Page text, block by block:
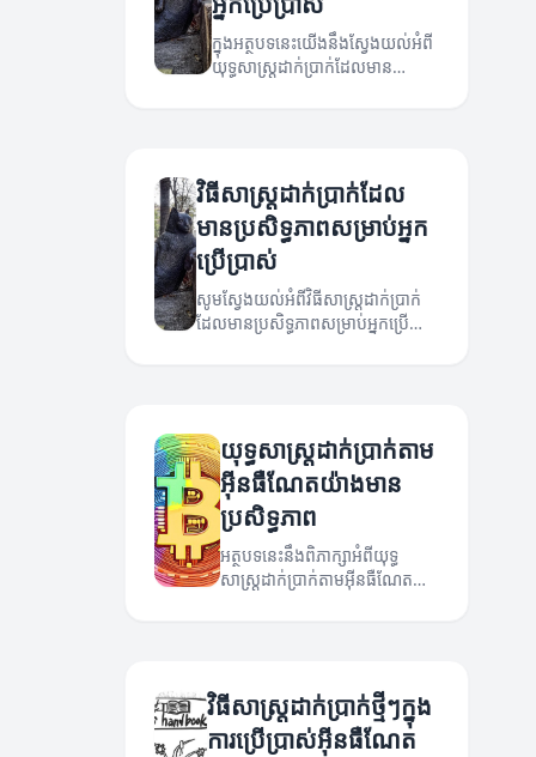
ក្នុងអត្ថបទនេះយើងនឹងស្វែងយល់អំពី
យុទ្ធសាស្ត្រដាក់ប្រាក់ដែលមាន
វិធីសាស្ត្រដាក់ប្រាក់ដែល
មានប្រសិទ្ធភាពសម្រាប់អ្នក
ប្រើប្រាស់
សូមស្វែងយល់អំពីវិធីសាស្ត្រដាក់ប្រាក់
ដែលមានប្រសិទ្ធភាពសម្រាប់អ្នកប្រើ
យុទ្ធសាស្ត្រដាក់ប្រាក់តាម
អ៊ីនធឺណែតយ៉ាងមាន
ប្រសិទ្ធភាព
អត្ថបទនេះនឹងពិភាក្សាអំពីយុទ្ធ
សាស្ត្រដាក់ប្រាក់តាមអ៊ីនធឺណែត
វិធីសាស្ត្រដាក់ប្រាក់ថ្មីៗក្នុង
ការប្រើប្រាស់អ៊ីនធឺណែត